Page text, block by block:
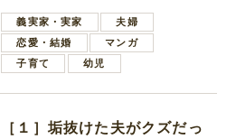
しいと言ってきた
義実家・実家
夫婦
恋愛・結婚
マンガ
子育て
幼児
［１］垢抜けた夫がクズだっ